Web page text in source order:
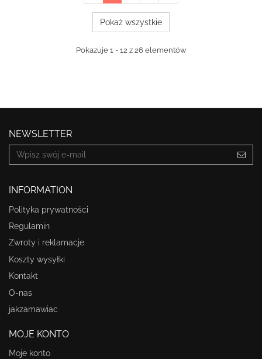
Pokaż wszystkie
Pokazuje 1 - 12 z 26 elementów
NEWSLETTER
INFORMATION
Polityka prywatności
Regulamin
Zwroty i reklamacje
Koszty wysyłki
Kontakt
O-nas
jakzamawiac
MOJE KONTO
Moje konto